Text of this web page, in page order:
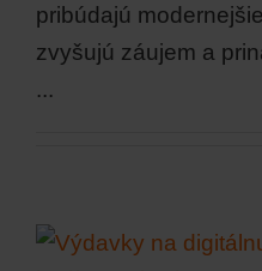
pribúdajú
zvyšujú záujem a
...